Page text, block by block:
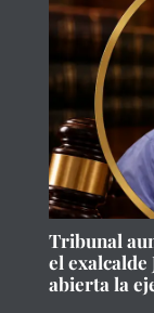
Tribunal
el
abierta la